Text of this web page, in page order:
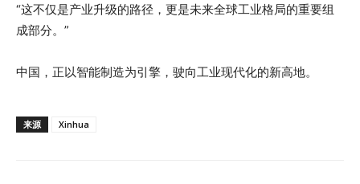
“这不仅是产业升级的路径，更是未来全球工业格局的重要组
成部分。”
中国，正以智能制造为引擎，驶向工业现代化的新高地。
来源 Xinhua